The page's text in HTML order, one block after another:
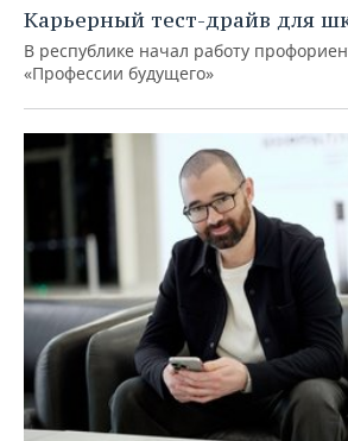
Карьерный тест-драйв для
В республике начал работу
«Профессии будущего»